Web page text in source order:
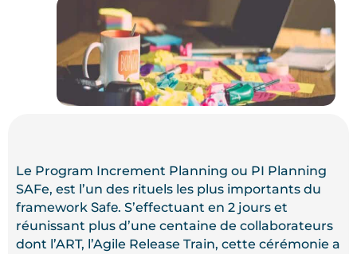
Le Program Increment Planning ou PI Planning
SAFe, est l’un des rituels les plus importants du
framework Safe. S’effectuant en 2 jours et
réunissant plus d’une centaine de collaborateurs
dont l’ART, l’Agile Release Train, cette cérémonie a